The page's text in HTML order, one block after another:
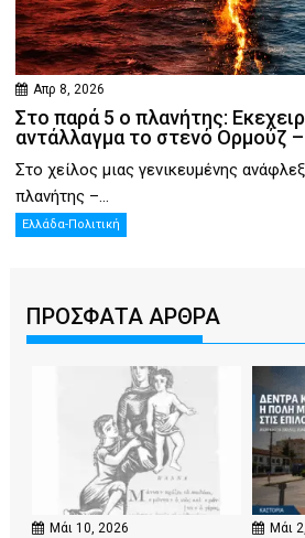
Απρ 8, 2026
Στο παρά 5 ο πλανήτης:
αντάλλαγμα το στενό Ορμούζ
Στο χείλος μιας γενικευμένης
πλανήτης –...
Ελλάδα-Πολιτική
ΠΡΟΣΦΑΤΑ ΑΡΘΡΑ
Μάι 10, 2026 Μάι